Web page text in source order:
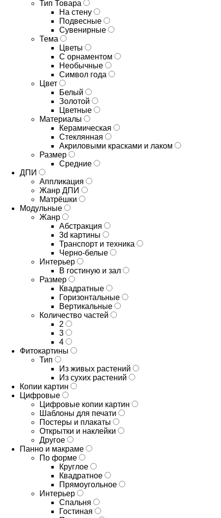
Тип Товара
На стену
Подвесные
Сувенирные
Тема
Цветы
С орнаментом
Необычные
Символ года
Цвет
Белый
Золотой
Цветные
Материалы
Керамическая
Стеклянная
Акриловыми красками и лаком
Размер
Средние
ДПИ
Аппликация
Жанр ДПИ
Матрёшки
Модульные
Жанр
Абстракция
3d картины
Транспорт и техника
Черно-белые
Интерьер
В гостиную и зал
Размер
Квадратные
Горизонтальные
Вертикальные
Количество частей
2
3
4
Фитокартины
Тип
Из живых растений
Из сухих растений
Копии картин
Цифровые
Цифровые копии картин
Шаблоны для печати
Постеры и плакаты
Открытки и наклейки
Другое
Панно и макраме
По форме
Круглое
Квадратное
Прямоугольное
Интерьер
Спальня
Гостиная